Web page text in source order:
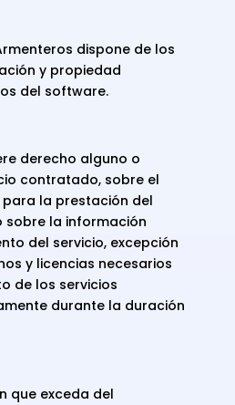
dispone de los
y propiedad
del software.
derecho alguno o
contratado, sobre el
la prestación del
sobre la información
del servicio, excepción
y licencias necesarios
de los servicios
durante la duración
que exceda del